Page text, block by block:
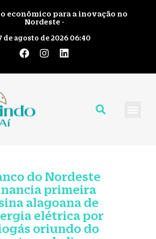
econômico para a inovação no
Nordeste -
de agosto de 2026 06:40
do Nordeste
primeira
alagoana de
elétrica por
oriundo do